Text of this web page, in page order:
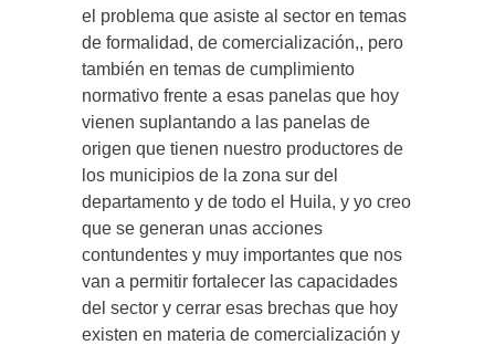
el problema que asiste al sector en temas
de formalidad, de comercialización,, pero
también en temas de cumplimiento
normativo frente a esas panelas que hoy
vienen suplantando a las panelas de
origen que tienen nuestro productores de
los municipios de la zona sur del
departamento y de todo el Huila, y yo creo
que se generan unas acciones
contundentes y muy importantes que nos
van a permitir fortalecer las capacidades
del sector y cerrar esas brechas que hoy
existen en materia de comercialización y